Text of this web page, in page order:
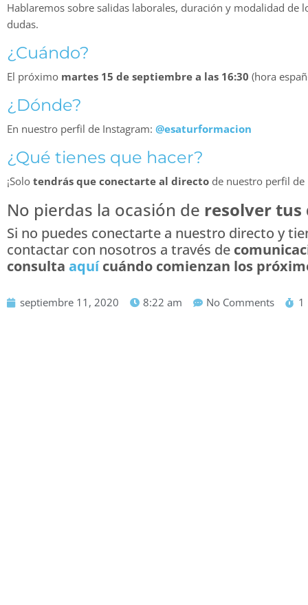
Hablaremos sobre salidas laborales, duración y modalidad de
dudas.
¿Cuándo?
El próximo martes 15 de septiembre a las 16:30 (hora
¿Dónde?
En nuestro perfil de Instagram: @esaturformacion
¿Qué tienes que hacer?
¡Solo tendrás que conectarte al directo de nuestro perfil
No pierdas la ocasión de resolver tus
Si no puedes conectarte a nuestro directo y
contactar con nosotros a través de
consulta aquícuándo comienzan los
septiembre 11, 2020 8:22 am No Comments 1